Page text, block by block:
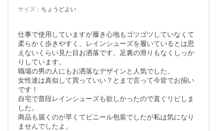
サイズ ： ちょうどよい
仕事で使用していますが履き心地もゴツゴツしていなくて
柔らかく歩きやすく、レインシューズを履いているとは思
えないくらい見た目お洒落です。足裏の滑りもなくしっか
りしています。
職場の男の人にもお洒落なデザインと人気でした。
女性達は真似して買っていい？とまで言って今皆でお揃い
です！
自宅で普段レインシューズも欲しかったので直ぐリピしま
した。
商品も届くのが早くてビニール包装でしたが私は気になり
ませんでしたよ。